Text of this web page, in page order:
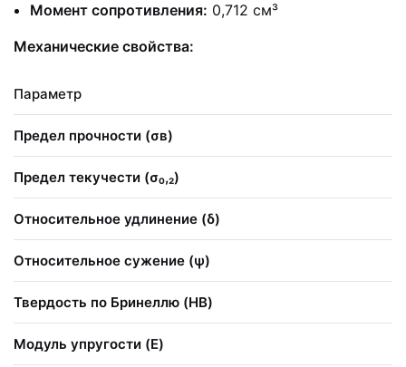
Момент сопротивления: 0,712 см³
Механические свойства:
Параметр
Предел прочности (σв)
Предел текучести (σ₀,₂)
Относительное удлинение (δ)
Относительное сужение (ψ)
Твердость по Бринеллю (HB)
Модуль упругости (E)